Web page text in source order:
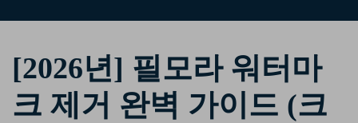
[2026년] 필모라 워터마
크 제거 완벽 가이드 (크